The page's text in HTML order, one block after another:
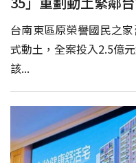
台南東區原榮譽國民之
式動土，全案投入2.5億
該...